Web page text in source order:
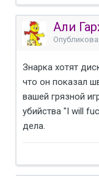
Али
Знарка хотят
что он показал
вашей грязной
убийства "I will
дела.